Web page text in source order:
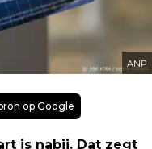
ANP
op Google
is nabij. Dat zegt